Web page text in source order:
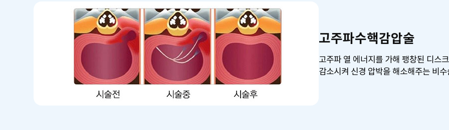
고주파수핵감압술
고주파 열 에너지를 가해 팽창된 디스
감소시켜 신경 압박을 해소해주는 비